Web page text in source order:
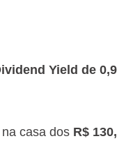
Yield de
casa dos R$